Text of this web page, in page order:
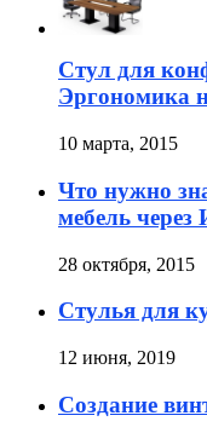
Стул для
Эргономика
10 марта, 2015
Что нужно
мебель через
28 октября, 2015
Стулья для
12 июня, 2019
Создание